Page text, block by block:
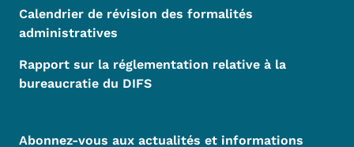
Calendrier de révision des formalités
administratives
Rapport sur la réglementation relative à la
bureaucratie du DIFS
Abonnez-vous aux actualités et informations